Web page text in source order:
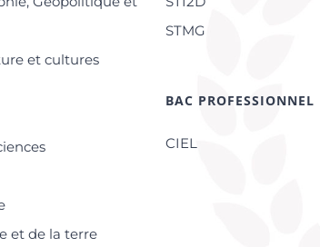
et cultures
et de la terre
STMG
BAC PROFESSIONNEL
CIEL